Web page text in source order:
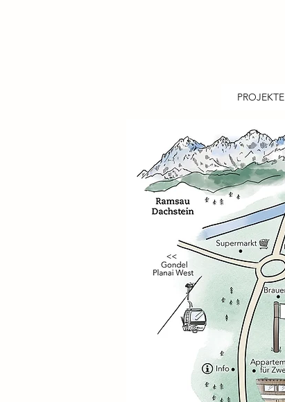
PROJEKTE